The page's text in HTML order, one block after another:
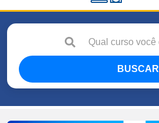
BUSCAR